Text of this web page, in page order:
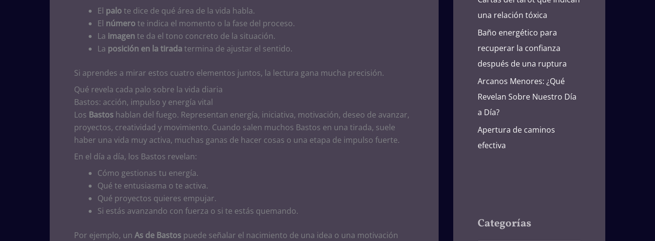
El palote dice de qué área de la vida habla.
El númerote indica el momento o la fase del proceso.
La imagen te da el tono concreto de la situación.
La posición en la tiradatermina de ajustar el sentido.
Si aprendes a mirar estos cuatro elementos juntos, la lectura gana mucha precisión.
Qué revela cada palo sobre la vida diaria
Bastos: acción, impulso y energía vital
Los Bastos hablan del fuego. Representan energía, iniciativa, motivación, deseo de avanzar,
proyectos, creatividad y movimiento. Cuando salen muchos Bastos en una tirada, suele
haber una vida muy activa, muchas ganas de hacer cosas o una etapa de impulso fuerte.
En el día a día, los Bastos revelan:
Cómo gestionas tu energía.
Qué te entusiasma o te activa.
Qué proyectos quieres empujar.
Si estás avanzando con fuerza o si te estás quemando.
Por ejemplo, un As de Bastos puede señalar el nacimiento de una idea o una motivación
una relación tóxica
Baño energético para
recuperar la confianza
después de una ruptura
Arcanos Menores: ¿Qué
Revelan Sobre Nuestro Día
a Día?
Apertura de caminos
efectiva
Categorías